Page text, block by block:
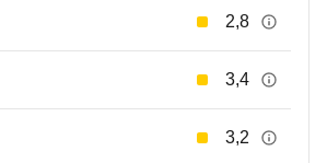
2,8
3,4
3,2